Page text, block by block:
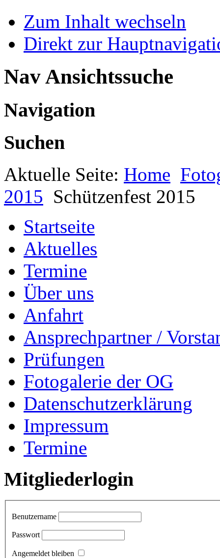
Zum Inhalt wechseln
Direkt zur
Nav Ansichtssuche
Navigation
Suchen
Aktuelle Seite: Home
2015 Schützenfest 2015
Startseite
Aktuelles
Termine
Über uns
Anfahrt
Ansprechpartner /
Prüfungen
Fotogalerie der OG
Datenschutzerklärung
Impressum
Termine
Mitgliederlogin
Benutzername
Passwort
Angemeldet bleiben